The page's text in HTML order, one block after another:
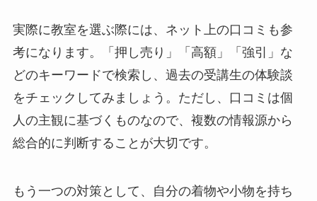
実際に教室を選ぶ際には、ネット上の口コミも参
考になります。「押し売り」「高額」「強引」な
どのキーワードで検索し、過去の受講生の体験談
をチェックしてみましょう。ただし、口コミは個
人の主観に基づくものなので、複数の情報源から
総合的に判断することが大切です。
もう一つの対策として、自分の着物や小物を持ち